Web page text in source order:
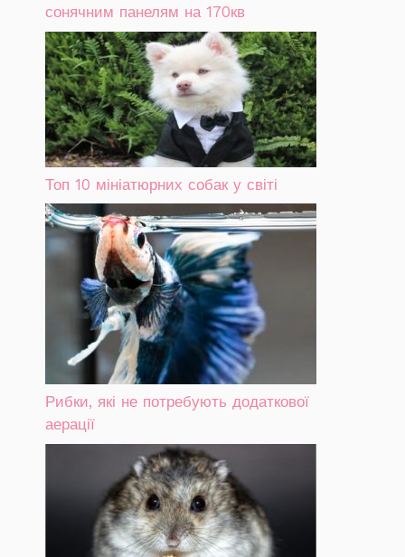
сонячним панелям на 170кв
Топ 10 мініатюрних собак у світі
Рибки, які не потребують додаткової
аерації